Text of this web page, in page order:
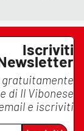
Iscriviti
gratuitamente
di Il Vibonese
e iscriviti